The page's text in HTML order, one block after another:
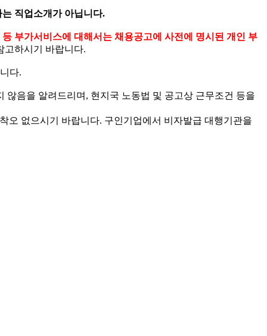
직업소개가 아닙니다.
부가서비스에 대해서는 채용공고에 사전에 명시된 개인 부
고하시기 바랍니다.
다.
않음을 알려드리며, 현지국 노동법 및 공고상 근무조건 등을
오 없으시기 바랍니다. 구인기업에서 비자발급 대행기관을